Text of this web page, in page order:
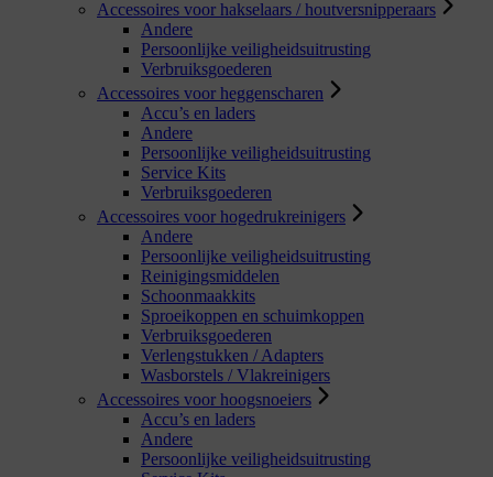
Accessoires voor hakselaars / houtversnipperaars
Andere
Persoonlijke veiligheidsuitrusting
Verbruiksgoederen
Accessoires voor heggenscharen
Accu’s en laders
Andere
Persoonlijke veiligheidsuitrusting
Service Kits
Verbruiksgoederen
Accessoires voor hogedrukreinigers
Andere
Persoonlijke veiligheidsuitrusting
Reinigingsmiddelen
Schoonmaakkits
Sproeikoppen en schuimkoppen
Verbruiksgoederen
Verlengstukken / Adapters
Wasborstels / Vlakreinigers
Accessoires voor hoogsnoeiers
Accu’s en laders
Andere
Persoonlijke veiligheidsuitrusting